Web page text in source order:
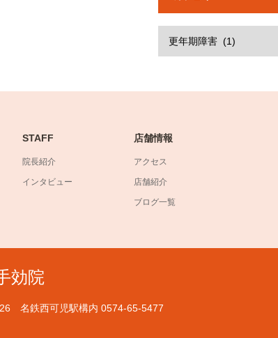
STAFF
院長紹介
インタビュー
店舗情報
アクセス
店舗紹介
ブログ一覧
効院
名鉄西可児駅構内 0574-65-5477